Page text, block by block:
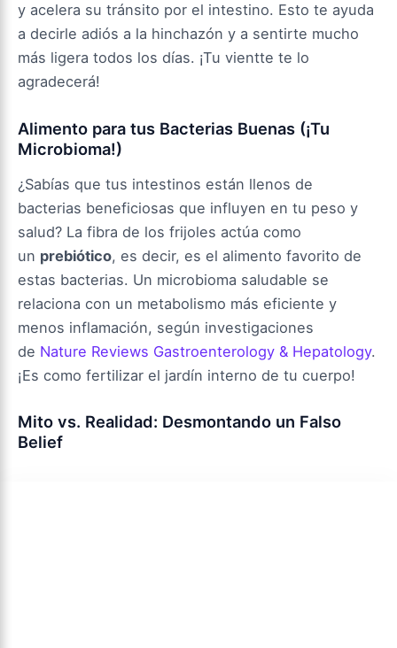
y acelera su tránsito por el intestino. Esto te ayuda
a decirle adiós a la hinchazón y a sentirte mucho
más ligera todos los días. ¡Tu vientte te lo
agradecerá!
Alimento para tus Bacterias Buenas (¡Tu
Microbioma!)
¿Sabías que tus intestinos están llenos de
bacterias beneficiosas que influyen en tu peso y
salud? La fibra de los frijoles actúa como
un prebiótico, es decir, es el alimento favorito de
estas bacterias. Un microbioma saludable se
relaciona con un metabolismo más eficiente y
menos inflamación, según investigaciones
de Nature Reviews Gastroenterology & Hepatology.
¡Es como fertilizar el jardín interno de tu cuerpo!
Mito vs. Realidad: Desmontando un Falso
Belief